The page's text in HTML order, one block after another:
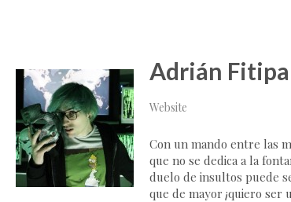
Adrián
Website
Con un mando entre las
que no se dedica a la
duelo de insultos puede
que de mayor ¡quiero ser